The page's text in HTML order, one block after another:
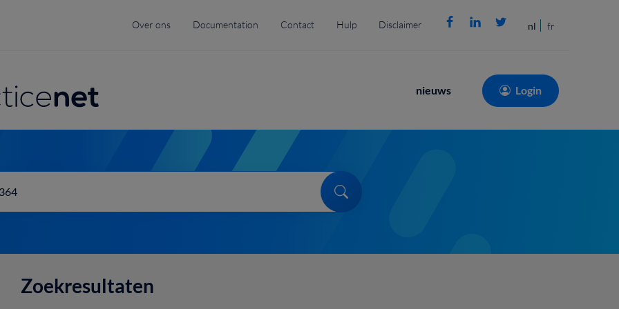
Top
Over ons Documentation Contact Hulp Disclaimer nl fr
Main
nieuws Login
Search
Zoekresultaten